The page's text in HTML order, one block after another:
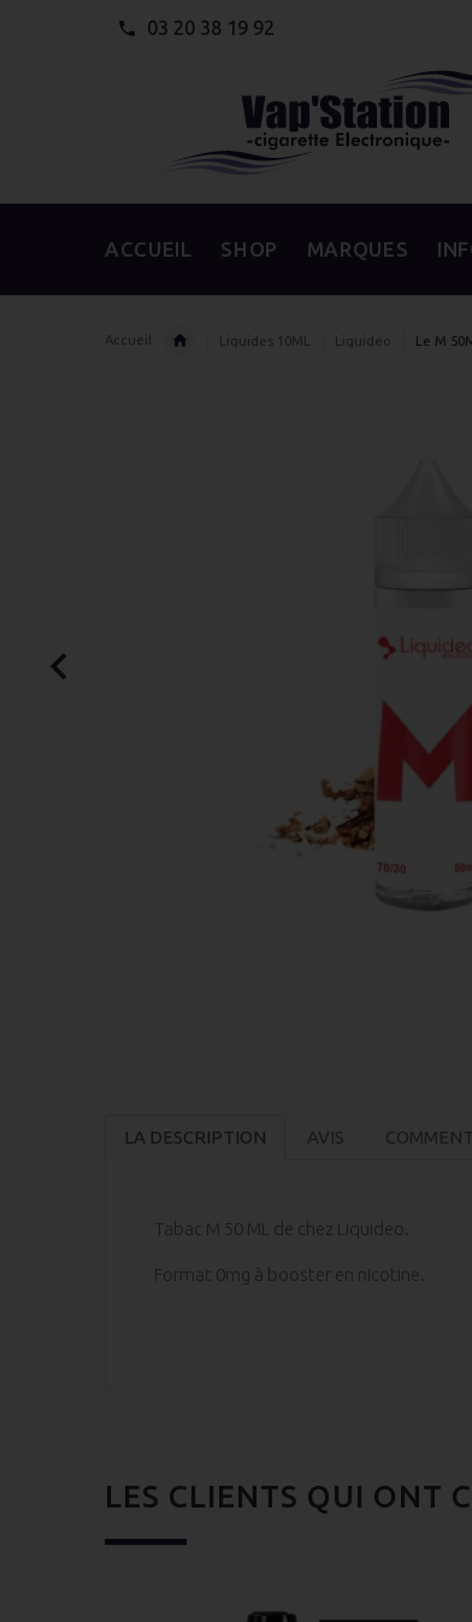
03 20 38 19 92
ACCUEIL SHOP MARQUES
Accueil Liquides 10ML Liquideo Le M
LA DESCRIPTION AVIS
Tabac M 50 ML de chez Liquideo.
Format 0mg à booster en nicotine.
LES CLIENTS QUI ONT